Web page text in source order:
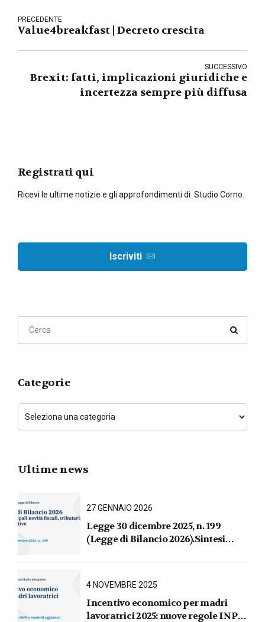
PRECEDENTE
Value4breakfast | Decreto crescita
SUCCESSIVO
Brexit: fatti, implicazioni giuridiche e
incertezza sempre più diffusa
Registrati qui
Ricevi le ultime notizie e gli approfondimenti di Studio Corno.
Iscriviti
Categorie
Ultime news
27 GENNAIO 2026
Legge 30 dicembre 2025, n. 199
(Legge di Bilancio 2026).Sintesi
fiscali, tributarie, contributive e per
4 NOVEMBRE 2025
Incentivo economico per madri
lavoratrici 2025: nuove regole INPS